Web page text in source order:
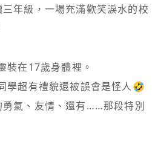
年級，一場充滿歡笑淚水的校
裝在17歲身體裡。
學超有禮貌還被誤會是怪人🤣
勇氣、友情、還有……那段特別